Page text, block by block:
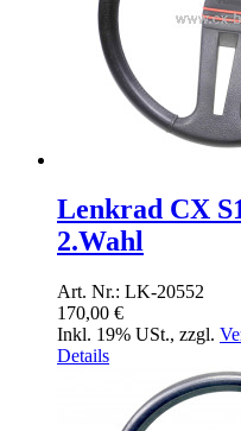
Lenkrad CX
2.Wahl
Art. Nr.: LK-20552
170,00 €
Inkl. 19% USt., zzgl.
Details